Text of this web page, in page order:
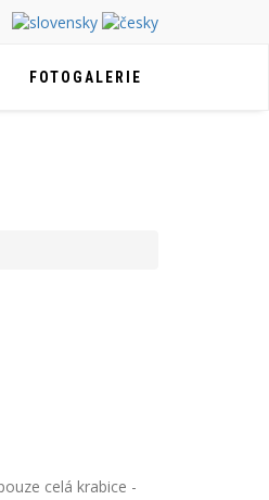
FOTOGALERIE
celá krabice -